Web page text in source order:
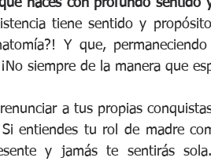
haces con profundo
tiene sentido y
Y que,
siempre de la manera que
a tus propias
entiendes tu rol de madre
y jamás te sentirás